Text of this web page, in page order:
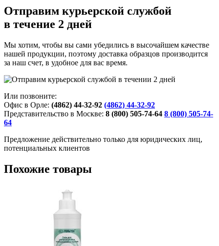
Отправим курьерской службой
в течение 2 дней
Мы хотим, чтобы вы сами убедились в высочайшем качестве
нашей продукции, поэтому доставка образцов производится
за наш счет, в удобное для вас время.
Или позвоните:
Офис в Орле: (4862) 44-32-92 (4862) 44-32-92
Представительство в Москве: 8 (800) 505-74-64 8 (800) 505-74-
64
Предложение действительно только для юридических лиц,
потенциальных клиентов
Похожие товары